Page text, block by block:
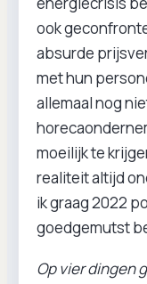
ook
absurde
met hun
allemaal nog
moeilijk te
realiteit altijd
ik graag 2022
goedgemutst
Op vier dingen